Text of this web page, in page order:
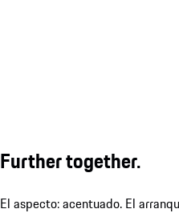
Further together.
El aspecto: acentuado. El